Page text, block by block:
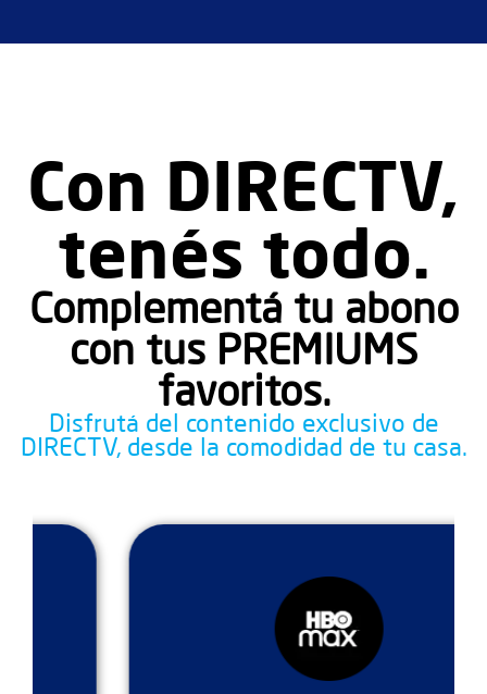
Con DIRECTV,
tenés todo.
Complementá tu abono
con tus PREMIUMS
favoritos.
Disfrutá del contenido exclusivo de
DIRECTV, desde la comodidad de tu casa.